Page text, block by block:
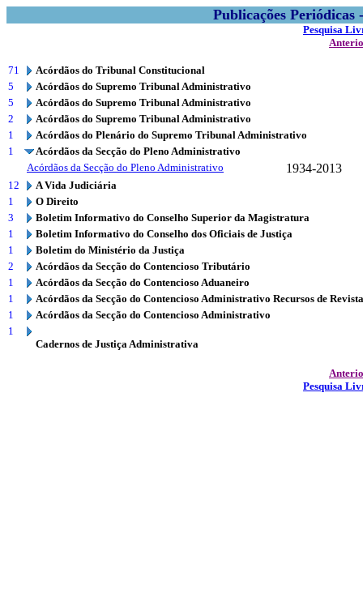
Publicações
Pesquisa
71
Acórdãos do Tribunal Constitucional
5
Acórdãos do Supremo Tribunal Administrativo
5
Acórdãos do Supremo Tribunal Administrativo
2
Acórdãos do Supremo Tribunal Administrativo
1
Acórdãos do Plenário do Supremo Tribunal Administrativo
1
Acórdãos da Secção do Pleno Administrativo
Acórdãos da Secção do Pleno Administrativo
1934-2013
12
A Vida Judiciária
1
O Direito
3
Boletim Informativo do Conselho Superior da Magistratura
1
Boletim Informativo do Conselho dos Oficiais de Justiça
1
Boletim do Ministério da Justiça
2
Acórdãos da Secção do Contencioso Tributário
1
Acórdãos da Secção do Contencioso Aduaneiro
1
Acórdãos da Secção do Contencioso Administrativo Recursos de Revista
1
Acórdãos da Secção do Contencioso Administrativo
1
Cadernos de Justiça Administrativa
Pesquisa